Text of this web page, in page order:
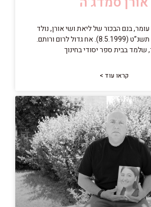
בנם הבכור של ליאת ושי אורן, נולד
ביום כ”ב באייר תשנ”ט (8.5.1999). אח גדול לרום ורותם.
שלמד בבית ספר יסודי בחינוך
קראו עוד >